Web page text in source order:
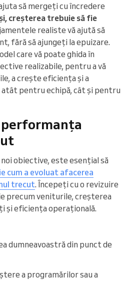
să mergeți cu încredere
creșterea trebuie să fie
realiste vă ajută să
fără să ajungeți la epuizare.
care vă poate ghida în
realizabile, pentru a vă
a crește eficiența și a
pentru echipă, cât și pentru
obiective, este esențial să
cum a evoluat afacerea
trecut. Începeți cu o revizuire
precum veniturile, creșterea
și eficiența operațională.
dumneavoastră din punct de
a programărilor sau a